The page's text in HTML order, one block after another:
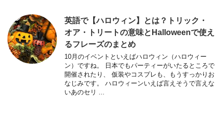
英語で【ハロウィン】とは？トリック・
オア・トリートの意味とHalloweenで使え
るフレーズのまとめ
10月のイベントといえばハロウィン（ハロウィー
ン）ですね。 日本でもパーティーがいたるところで
開催されたり、 仮装やコスプレも、もうすっかりお
なじみです。 ハロウィーンいえば言えそうで言えな
いあのセリ ...